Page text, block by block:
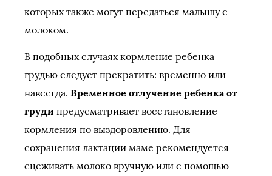
которых также могут передаться малышу с
молоком.
В подобных случаях кормление ребенка
грудью следует прекратить: временно или
навсегда. Временное отлучение ребенка от
груди предусматривает восстановление
кормления по выздоровлению. Для
сохранения лактации маме рекомендуется
сцеживать молоко вручную или с помощью